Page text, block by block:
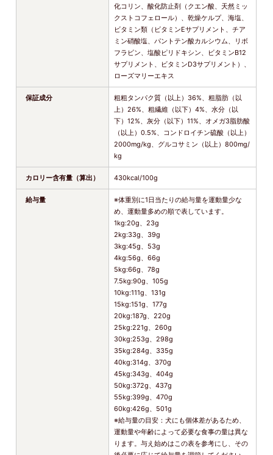
化コリン、酸化防止剤（クエン酸、天然ミッ
クストコフェロール）、乾燥ケルプ、海塩、
ビタミン類（ビタミンEサプリメント、チア
ミン硝酸塩、パントテン酸カルシウム、リボ
フラビン、塩酸ピリドキシン、ビタミンB12
サプリメント、ビタミンD3サプリメント）、
ローズマリーエキス
保証成分
粗粗タンパク質（以上）36%、粗脂肪（以
上）26%、粗繊維（以下）4%、水分（以
下）12%、灰分（以下）11%、オメガ3脂肪酸
（以上）0.5%、コンドロイチン硫酸（以上）
2000mg/kg、グルコサミン（以上）800mg/
kg
カロリー含有量（算出） 430kcal/100g
給与量
※体重別に1日当たりの給与量を運動量少な
め、運動量多めの順で表しています。
1kg:20g、23g
2kg:33g、39g
3kg:45g、53g
4kg:56g、66g
5kg:66g、78g
7.5kg:90g、105g
10kg:111g、131g
15kg:151g、177g
20kg:187g、220g
25kg:221g、260g
30kg:253g、298g
35kg:284g、335g
40kg:314g、370g
45kg:343g、404g
50kg:372g、437g
55kg:399g、470g
60kg:426g、501g
※給与量の目安：犬にも個体差があるため、
運動量や年齢によって必要な食事の量は異な
ります。与え始めはこの表を参考にし、その